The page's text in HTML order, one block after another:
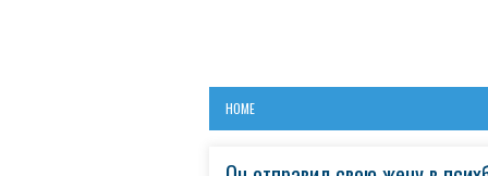
HOME